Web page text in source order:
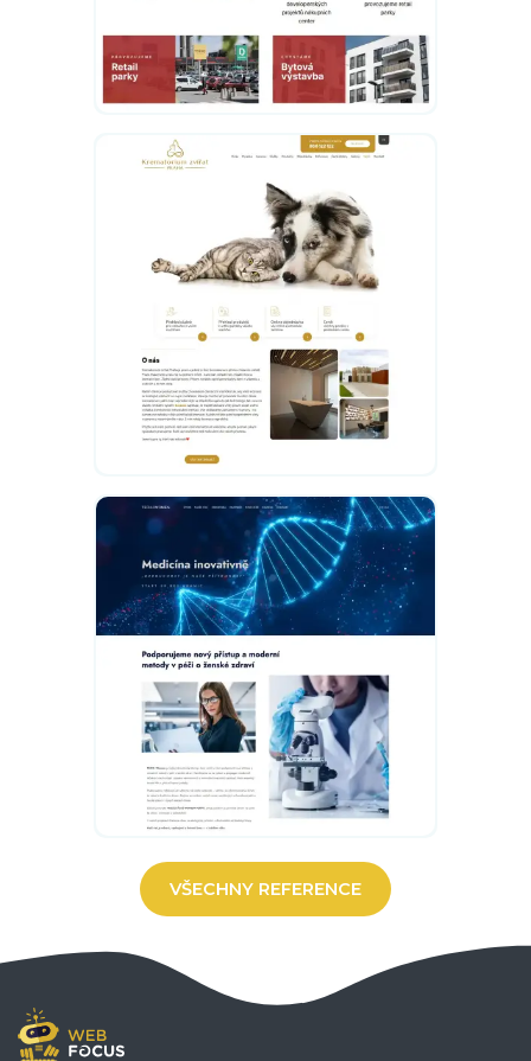
VŠECHNY REFERENCE